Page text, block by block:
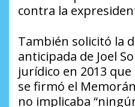
contra la
También solicitó la
anticipada de Joel
jurídico en 2013
se firmó el
no implicaba